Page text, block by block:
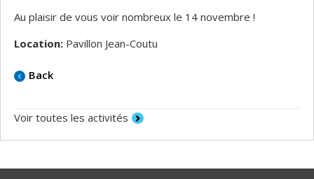
Au plaisir de vous voir nombreux le 14 novembre !
Location: Pavillon Jean-Coutu
Back
Voir toutes les activités